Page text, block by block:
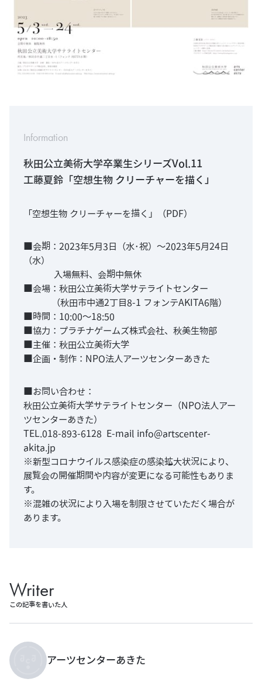
Information
秋田公立美術大学卒業生シリーズVol.11
工藤夏鈴「空想生物 クリーチャーを描く」
「空想生物 クリーチャーを描く」（PDF）
■会期：2023年5月3日（水･祝）〜2023年5月24日
（水）
入場無料、会期中無休
■会場：秋田公立美術大学サテライトセンター
（秋田市中通2丁目8-1 フォンテAKITA6階）
■時間：10:00〜18:50
■協力：プラチナゲームズ株式会社、秋美生物部
■主催：秋田公立美術大学
■企画・制作：NPO法人アーツセンターあきた
■お問い合わせ：
秋田公立美術大学サテライトセンター（NPO法人アー
ツセンターあきた）
TEL.018-893-6128 E-mail info@artscenter-
akita.jp
※新型コロナウイルス感染症の感染拡大状況により、
展覧会の開催期間や内容が変更になる可能性もありま
す。
※混雑の状況により入場を制限させていただく場合が
あります。
Writer
この記事を書いた人
アーツセンターあきた